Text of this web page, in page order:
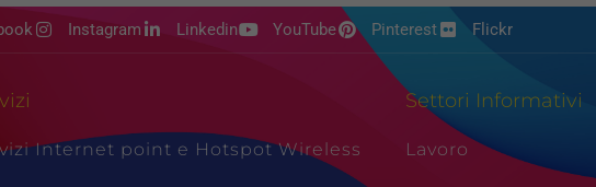
Instagram Linkedin YouTube Pinterest Flickr
Internet point e Hotspot Wireless
Settori Informativi
Lavoro